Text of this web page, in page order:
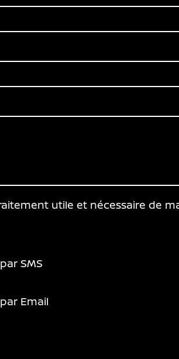
utile et nécessaire de
SMS
Email